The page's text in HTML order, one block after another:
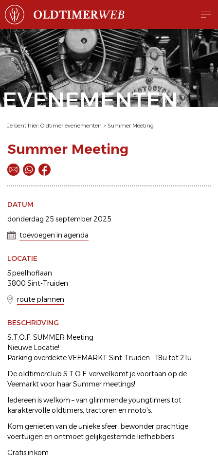
EVENEMENTEN
Je bent hier: Oldtimer evenementen > Summer Meeting
Summer Meeting
DATUM
donderdag 25 september 2025
toevoegen in agenda
LOCATIE
Speelhoflaan
3800 Sint-Truiden
route plannen
BESCHRIJVING
S.T.O.F. SUMMER Meeting
Nieuwe Locatie!
Parking overdekte VEEMARKT Sint-Truiden - 18u tot 21u
De oldtimerclub S.T.O.F. verwelkomt je voortaan op de
Veemarkt voor haar Summer meetings!
Iedereen is welkom – van glimmende youngtimers tot
karaktervolle oldtimers, tractoren en moto's.
Kom genieten van de unieke sfeer, bewonder prachtige
voertuigen en ontmoet gelijkgestemde liefhebbers.
Gratis inkom